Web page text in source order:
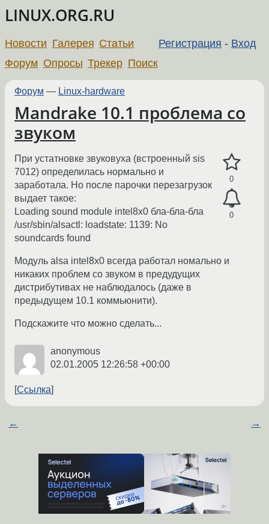
LINUX.ORG.RU
Регистрация - Вход
Новости Галерея Статьи
Форум Опросы Трекер Поиск
Форум — Linux-hardware
Mandrake 10.1 проблема со
звуком
0
0
При устатновке звуковуха (встроенный sis
7012) определилась нормально и
заработала. Но после парочки перезагрузок
выдает такое:
Loading sound module intel8x0 бла-бла-бла
/usr/sbin/alsactl: loadstate: 1139: No
soundcards found
Модуль alsa intel8x0 всегда работал номально и
никаких проблем со звуком в предудущих
дистрибутивах не наблюдалось (даже в
предыдущем 10.1 коммьюнити).
Подскажите что можно сделать...
anonymous
02.01.2005 12:26:58 +00:00
Ссылка
← →